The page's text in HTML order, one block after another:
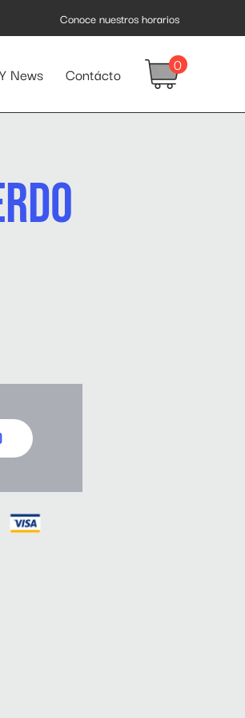
Conoce nuestros horarios
News Contácto 0